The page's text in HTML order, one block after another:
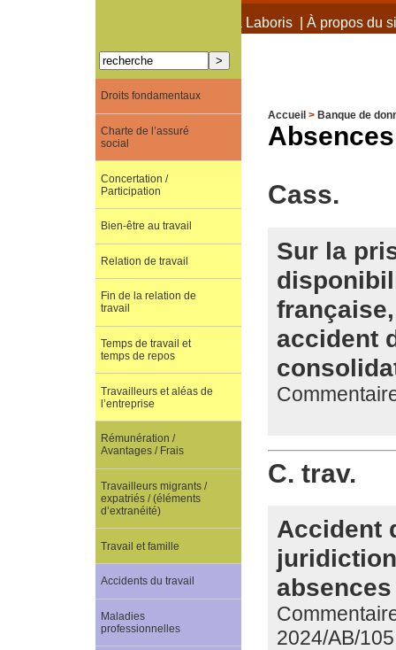
À propos de Terra Laboris| À propos du
Accueil > Banque de
Cass.
Sur la
accident
C. trav.
Accident
2024/AB/105
Droits fondamentaux
Charte de l’assuré
social
Concertation /
Participation
Bien-être au travail
Relation de travail
Fin de la relation de
travail
Temps de travail et
temps de repos
Travailleurs et aléas de
l’entreprise
Rémunération /
Avantages / Frais
Travailleurs migrants /
expatriés / (éléments
d’extranéité)
Travail et famille
Accidents du travail
Maladies
professionnelles